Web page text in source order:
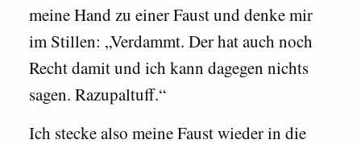
meine Hand zu einer Faust und denke mir
im Stillen: „Verdammt. Der hat auch noch
Recht damit und ich kann dagegen nichts
sagen. Razupaltuff.“
Ich stecke also meine Faust wieder in die